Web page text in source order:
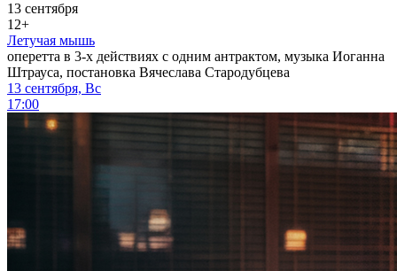
13 сентября
12+
Летучая мышь
оперетта в 3-х действиях с одним антрактом, музыка Иоганна
Штрауса, постановка Вячеслава Стародубцева
13 сентября, Вс
17:00